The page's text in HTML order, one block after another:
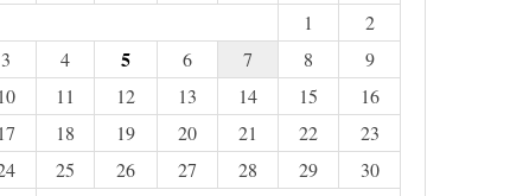
1
2
3
4 5 6 7 8
9
10
11 12 13 14 15
16
17
18 19 20 21 22
23
25 26 27 28 29
30